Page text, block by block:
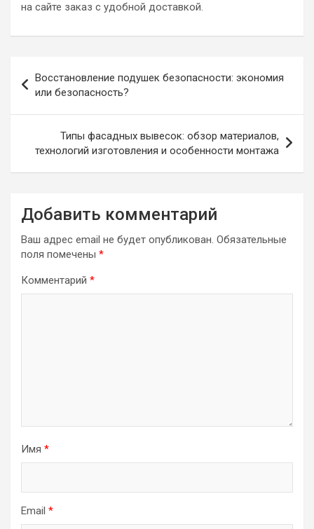
на сайте заказ с удобной доставкой.
по
записям
Восстановление подушек безопасности: экономия
или безопасность?
Типы фасадных вывесок: обзор материалов,
технологий изготовления и особенности монтажа
Добавить комментарий
Ваш адрес email не будет опубликован. Обязательные
поля помечены *
Комментарий *
Имя *
Email *